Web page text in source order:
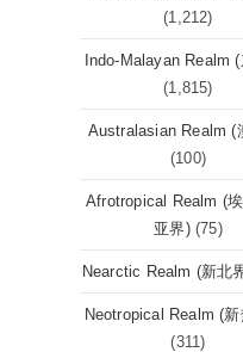
(1,212)
Indo-Malayan Realm
(1,815)
Australasian Realm (
(100)
Afrotropical Realm (
亚界) (75)
Nearctic Realm (新北
Neotropical Realm (
(311)